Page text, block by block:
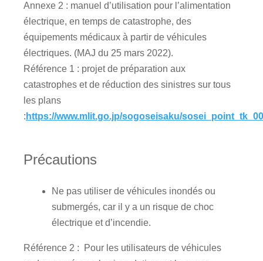
Annexe 2 : manuel d’utilisation pour l’alimentation
électrique, en temps de catastrophe, des
équipements médicaux à partir de véhicules
électriques. (MAJ du 25 mars 2022).
Référence 1 : projet de préparation aux
catastrophes et de réduction des sinistres sur tous
les plans
: https://www.mlit.go.jp/sogoseisaku/
Précautions
Ne pas utiliser de véhicules inondés ou
submergés, car il y a un risque de choc
électrique et d’incendie.
Référence 2 : Pour les utilisateurs de véhicules